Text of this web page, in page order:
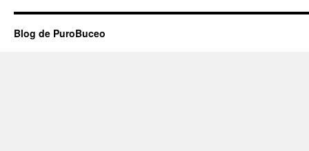
Blog de PuroBuceo